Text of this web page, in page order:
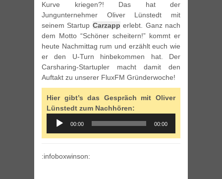
Kurve kriegen?! Das hat der
Jungunternehmer Oliver Lünstedt mit
seinem Startup Carzapp erlebt. Ganz nach
dem Motto “Schöner scheitern!” kommt er
heute Nachmittag rum und erzählt euch wie
er den U-Turn hinbekommen hat. Der
Carsharing-Startupler macht damit den
Auftakt zu unserer FluxFM Gründerwoche!
Hier gibt’s das Gespräch mit Oliver
Lünstedt zum Nachhören:
Audio
Player
00:00 00:00
:infoboxwinson: